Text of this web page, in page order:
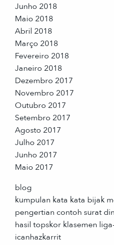
Junho 2018
Maio 2018
Abril 2018
Março 2018
Fevereiro 2018
Janeiro 2018
Dezembro 2017
Novembro 2017
Outubro 2017
Setembro 2017
Agosto 2017
Julho 2017
Junho 2017
Maio 2017
blog
kumpulan kata kata bijak
pengertian contoh surat
hasil topskor klasemen
icanhazkarrit